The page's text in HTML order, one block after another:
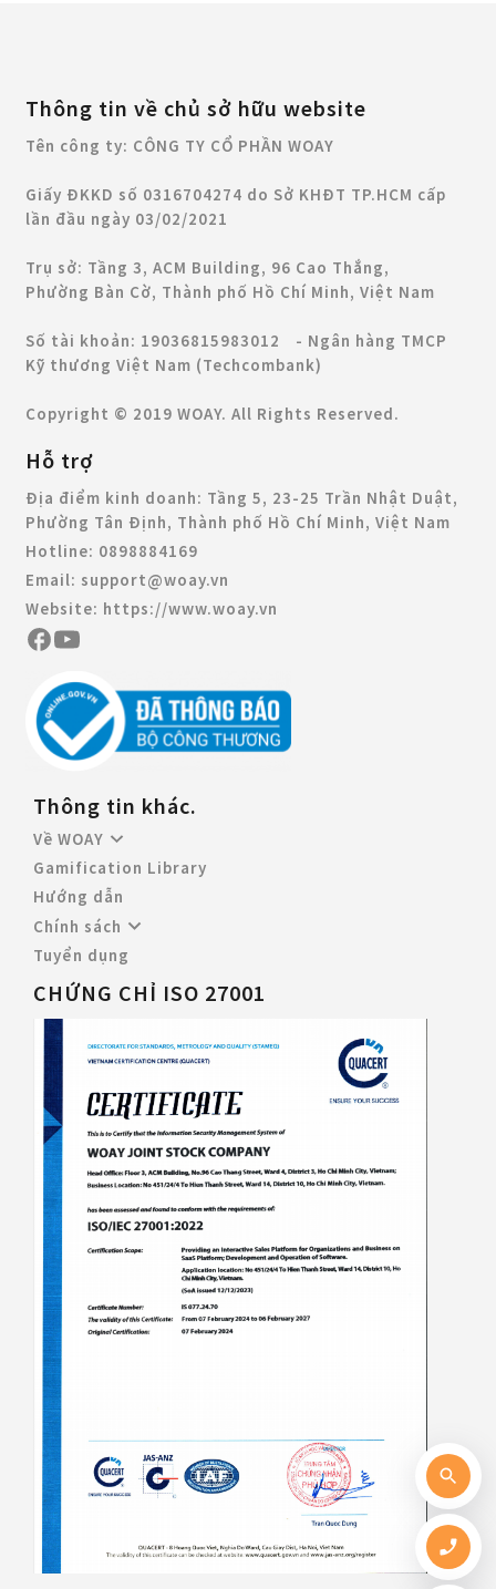
Thông tin về chủ sở hữu website
Tên công ty: CÔNG TY CỔ PHẦN WOAY
Giấy ĐKKD số 0316704274 do Sở KHĐT TP.HCM cấp
lần đầu ngày 03/02/2021
Trụ sở: Tầng 3, ACM Building, 96 Cao Thắng,
Phường Bàn Cờ, Thành phố Hồ Chí Minh, Việt Nam
Số tài khoản: 19036815983012 - Ngân hàng TMCP
Kỹ thương Việt Nam (Techcombank)
Copyright © 2019 WOAY. All Rights Reserved.
Hỗ trợ
Địa điểm kinh doanh: Tầng 5, 23-25 Trần Nhật Duật,
Phường Tân Định, Thành phố Hồ Chí Minh, Việt Nam
Hotline: 0898884169
Email: support@woay.vn
Website: https://www.woay.vn
Thông tin khác.
Về WOAY
Gamification Library
Hướng dẫn
Chính sách
Tuyển dụng
CHỨNG CHỈ ISO 27001